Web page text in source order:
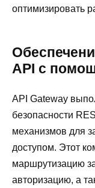
оптимизировать
API с
API Gateway
безопасности
механизмов для
доступом. Этот
маршрутизацию
авторизацию, а